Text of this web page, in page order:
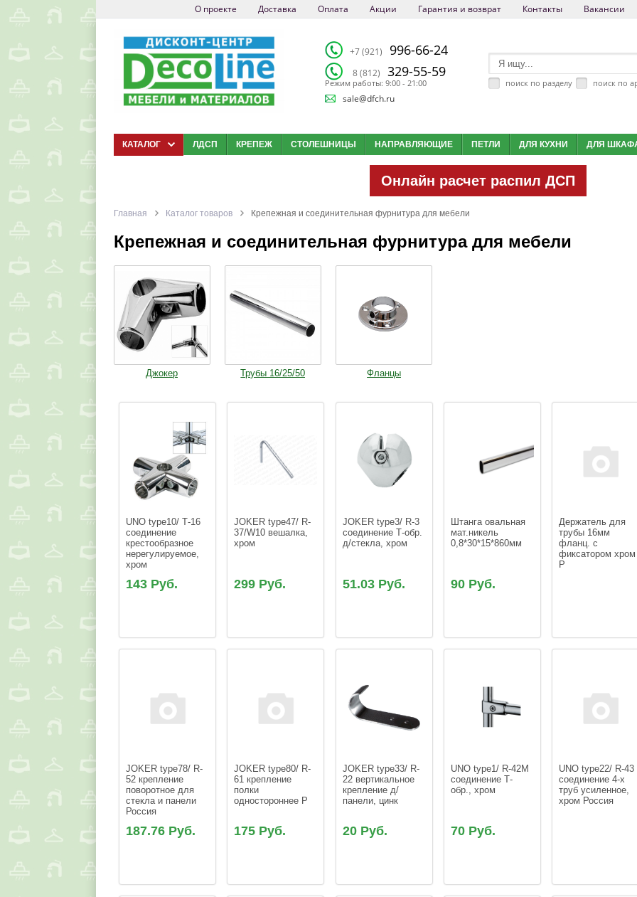
О проекте Доставка Оплата Акции Гарантия и возврат Контакты Вакансии
+7 (921) 996-66-24
8 (812) 329-55-59
Режим работы: 9:00 - 21:00
sale@dfch.ru
поиск по разделу поиск по
КАТАЛОГ ЛДСП КРЕПЕЖ СТОЛЕШНИЦЫ НАПРАВЛЯЮЩИЕ ПЕТЛИ ДЛЯ КУХНИ ДЛЯ
Онлайн расчет распил ДСП
Главная Каталог товаров Крепежная и соединительная фурнитура для мебели
Крепежная и соединительная фурнитура для мебели
Джокер Трубы 16/25/50 Фланцы
UNO type10/ Т-16
соединение
крестообразное
нерегулируемое,
хром
143 Руб.
JOKER type47/ R-
37/W10 вешалка,
хром
299 Руб.
JOKER type3/ R-3
соединение Т-обр.
д/стекла, хром
51.03 Руб.
Штанга овальная
мат.никель
0,8*30*15*860мм
90 Руб.
Держатель для
трубы 16мм
фланц. с
фиксатором
Р
JOKER type78/ R-
52 крепление
поворотное для
стекла и панели
Россия
187.76 Руб.
JOKER type80/ R-
61 крепление
полки
одностороннее Р
175 Руб.
JOKER type33/ R-
22 вертикальное
крепление д/
панели, цинк
20 Руб.
UNO type1/ R-42М
соединение Т-
обр., хром
70 Руб.
UNO type22/ R-43
соединение 4-х
труб усиленное,
хром Россия